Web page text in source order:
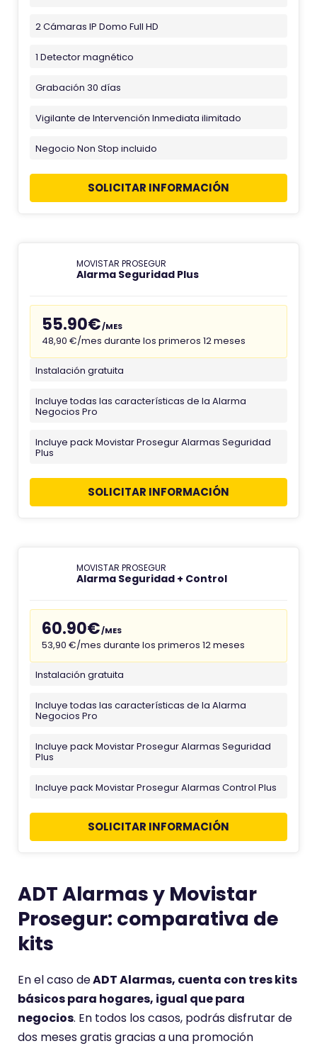
2 Cámaras IP Domo Full HD
1 Detector magnético
Grabación 30 días
Vigilante de Intervención Inmediata ilimitado
Negocio Non Stop incluido
SOLICITAR INFORMACIÓN
MOVISTAR PROSEGUR
Alarma Seguridad Plus
55.90€/MES
48,90 €/mes durante los primeros 12 meses
Instalación gratuita
Incluye todas las características de la Alarma
Negocios Pro
Incluye pack Movistar Prosegur Alarmas Seguridad
Plus
SOLICITAR INFORMACIÓN
MOVISTAR PROSEGUR
Alarma Seguridad + Control
60.90€/MES
53,90 €/mes durante los primeros 12 meses
Instalación gratuita
Incluye todas las características de la Alarma
Negocios Pro
Incluye pack Movistar Prosegur Alarmas Seguridad
Plus
Incluye pack Movistar Prosegur Alarmas Control Plus
SOLICITAR INFORMACIÓN
ADT Alarmas y Movistar
Prosegur: comparativa de
kits
En el caso deADT Alarmas, cuenta con tres kits
básicos para hogares, igual que para
negocios. En todos los casos, podrás disfrutar de
dos meses gratis gracias a una promoción